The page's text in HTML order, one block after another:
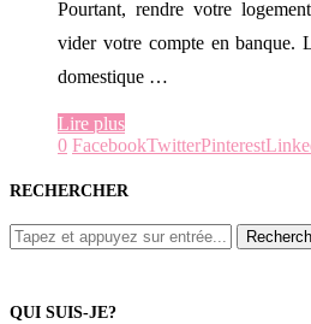
Pourtant, rendre votre
vider votre compte en banque.
domestique …
Lire plus
0 FacebookTwitterPinterest
RECHERCHER
QUI SUIS-JE?